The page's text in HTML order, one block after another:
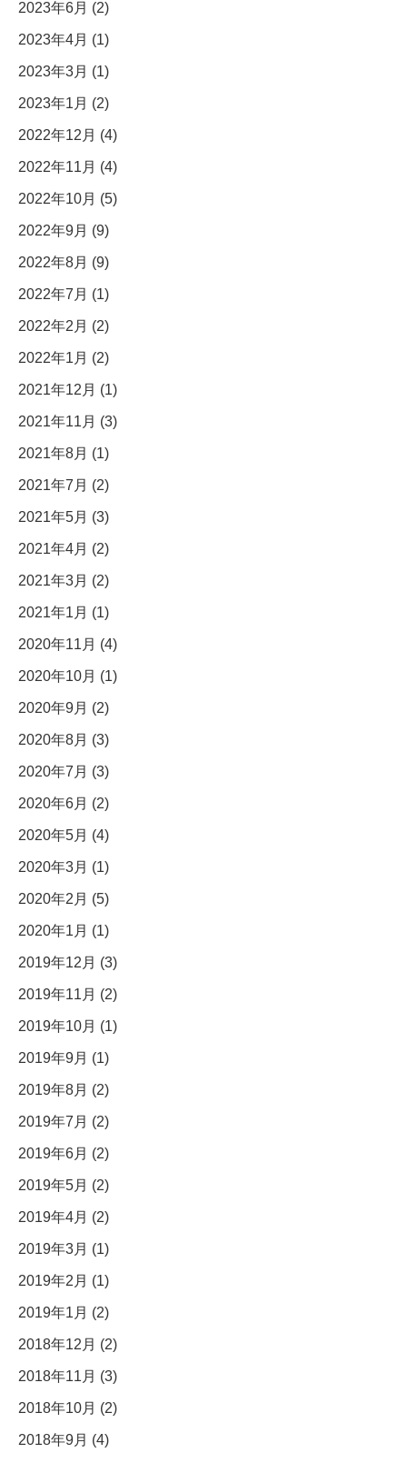
2023年6月 (2)
2023年4月 (1)
2023年3月 (1)
2023年1月 (2)
2022年12月 (4)
2022年11月 (4)
2022年10月 (5)
2022年9月 (9)
2022年8月 (9)
2022年7月 (1)
2022年2月 (2)
2022年1月 (2)
2021年12月 (1)
2021年11月 (3)
2021年8月 (1)
2021年7月 (2)
2021年5月 (3)
2021年4月 (2)
2021年3月 (2)
2021年1月 (1)
2020年11月 (4)
2020年10月 (1)
2020年9月 (2)
2020年8月 (3)
2020年7月 (3)
2020年6月 (2)
2020年5月 (4)
2020年3月 (1)
2020年2月 (5)
2020年1月 (1)
2019年12月 (3)
2019年11月 (2)
2019年10月 (1)
2019年9月 (1)
2019年8月 (2)
2019年7月 (2)
2019年6月 (2)
2019年5月 (2)
2019年4月 (2)
2019年3月 (1)
2019年2月 (1)
2019年1月 (2)
2018年12月 (2)
2018年11月 (3)
2018年10月 (2)
2018年9月 (4)